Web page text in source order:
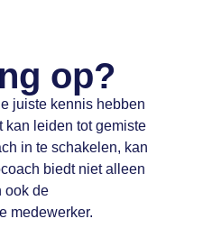
op?
juiste kennis hebben
kan leiden tot gemiste
in te schakelen, kan
biedt niet alleen
ook de
medewerker.